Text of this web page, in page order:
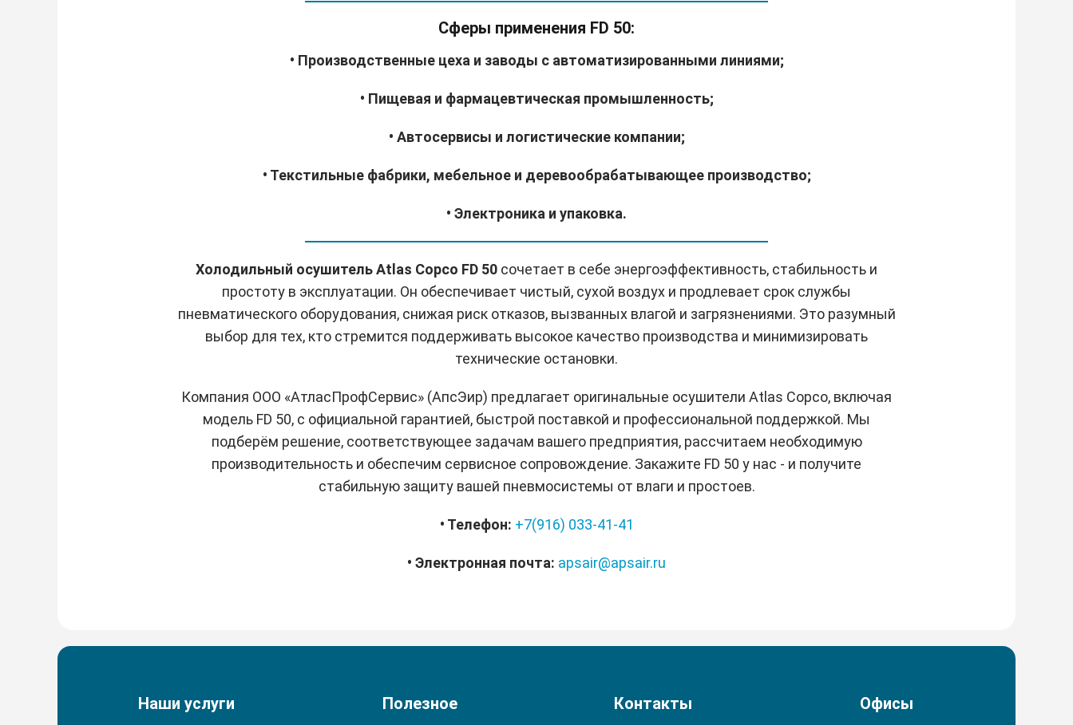
Сферы применения FD 50:
• Производственные цеха и заводы с автоматизированными линиями;
• Пищевая и фармацевтическая промышленность;
• Автосервисы и логистические компании;
• Текстильные фабрики, мебельное и деревообрабатывающее производство;
• Электроника и упаковка.
Холодильный осушитель Atlas Copco FD 50 сочетает в себе энергоэффективность, стабильность и
простоту в эксплуатации. Он обеспечивает чистый, сухой воздух и продлевает срок службы
пневматического оборудования, снижая риск отказов, вызванных влагой и загрязнениями. Это разумный
выбор для тех, кто стремится поддерживать высокое качество производства и минимизировать
технические остановки.
Компания ООО «АтласПрофСервис» (АпсЭир) предлагает оригинальные осушители Atlas Copco, включая
модель FD 50, с официальной гарантией, быстрой поставкой и профессиональной поддержкой. Мы
подберём решение, соответствующее задачам вашего предприятия, рассчитаем необходимую
производительность и обеспечим сервисное сопровождение. Закажите FD 50 у нас - и получите
стабильную защиту вашей пневмосистемы от влаги и простоев.
• Телефон: +7(916) 033-41-41
• Электронная почта: apsair@apsair.ru
Наши услуги Полезное Контакты Офисы